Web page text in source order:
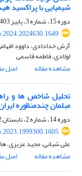
شیمیایی با پراکسید
دوره 15، شماره 3، پاییز 1403، صفحه
آرش خدادادی، داوود
اولادی، فاطمه قاسمی
مشاهده مقاله
اصل
تحلیل شاخص ها و
مبلمان چندمنظوره
دوره 14، شماره 2، تابستان 1402، صفحه
علی شبانی، مجید عزیزی،
مشاهده مقاله
اصل